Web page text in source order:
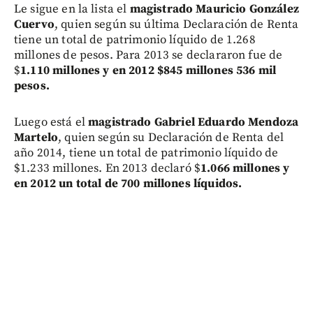
Le sigue en la lista el magistrado Mauricio González
Cuervo, quien según su última Declaración de Renta
tiene un total de patrimonio líquido de 1.268
millones de pesos. Para 2013 se declararon fue de
$1.110 millones y en 2012 $845 millones 536 mil
pesos.
Luego está elmagistrado Gabriel Eduardo Mendoza
Martelo, quien según su Declaración de Renta del
año 2014, tiene un total de patrimonio líquido de
$1.233 millones. En 2013 declaró $1.066 millones y
en 2012 un total de 700 millones líquidos.